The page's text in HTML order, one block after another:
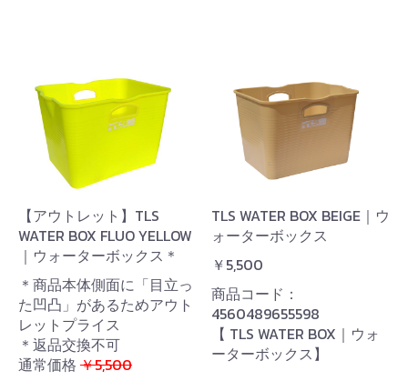
【アウトレット】TLS
WATER BOX FLUO YELLOW
｜ウォーターボックス＊
＊商品本体側面に「目立っ
た凹凸」があるためアウト
レットプライス
＊返品交換不可
通常価格 ￥5,500
TLS WATER BOX BEIGE｜ウ
ォーターボックス
￥5,500
商品コード：
4560489655598
【 TLS WATER BOX｜ウォ
ーターボックス】